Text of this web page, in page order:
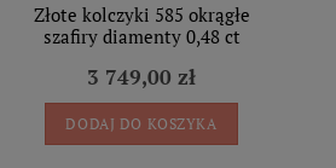
Złote kolczyki 585 okrągłe
szafiry diamenty 0,48 ct
3 749,00 zł
DODAJ DO KOSZYKA